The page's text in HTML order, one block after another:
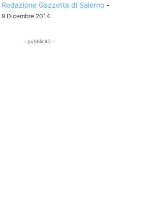
Redazione Gazzetta di Salerno -
9 Dicembre 2014
- pubblicità -